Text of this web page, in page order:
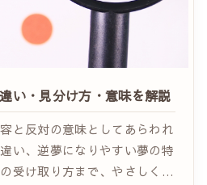
い・見分け方・意味を解説
と反対の意味としてあらわれ
い、逆夢になりやすい夢の特
受け取り方まで、やさしく丁